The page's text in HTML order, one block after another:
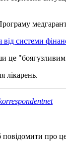
від системи
це
лікарень.
повідомити про